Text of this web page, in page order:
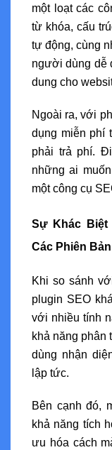
một loạt các
từ khóa, cấu
tự động, cùng
người dùng dễ
dung cho
Ngoài ra, với
dụng miễn phí
phải trả phí.
những ai
một công cụ
Sự Khác Biệt
Các Phiên
Khi so sánh
plugin SEO
với nhiều tính
khả năng phân
dùng nhận
lập tức.
Bên cạnh đó,
khả năng tích
ưu hóa cách